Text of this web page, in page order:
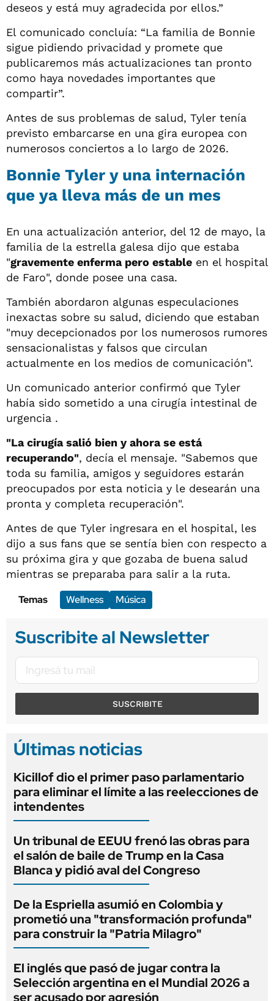
deseos y está muy agradecida por ellos.”
El comunicado concluía: “La familia de Bonnie
sigue pidiendo privacidad y promete que
publicaremos más actualizaciones tan pronto
como haya novedades importantes que
compartir”.
Antes de sus problemas de salud, Tyler tenía
previsto embarcarse en una gira europea con
numerosos conciertos a lo largo de 2026.
Bonnie Tyler y una internación
que ya lleva más de un mes
En una actualización anterior, del 12 de mayo, la
familia de la estrella galesa dijo que estaba
"gravemente enferma pero estable en el hospital
de Faro", donde posee una casa.
También abordaron algunas especulaciones
inexactas sobre su salud, diciendo que estaban
"muy decepcionados por los numerosos rumores
sensacionalistas y falsos que circulan
actualmente en los medios de comunicación".
Un comunicado anterior confirmó que Tyler
había sido sometido a una cirugía intestinal de
urgencia .
"La cirugía salió bien y ahora se está
recuperando", decía el mensaje. "Sabemos que
toda su familia, amigos y seguidores estarán
preocupados por esta noticia y le desearán una
pronta y completa recuperación".
Antes de que Tyler ingresara en el hospital, les
dijo a sus fans que se sentía bien con respecto a
su próxima gira y que gozaba de buena salud
mientras se preparaba para salir a la ruta.
Temas
Wellness Música
Suscribite al Newsletter
SUSCRIBITE
Últimas noticias
Kicillof dio el primer paso parlamentario
para eliminar el límite a las reelecciones de
intendentes
Un tribunal de EEUU frenó las obras para
el salón de baile de Trump en la Casa
Blanca y pidió aval del Congreso
De la Espriella asumió en Colombia y
prometió una "transformación profunda"
para construir la "Patria Milagro"
El inglés que pasó de jugar contra la
Selección argentina en el Mundial 2026 a
ser acusado por agresión